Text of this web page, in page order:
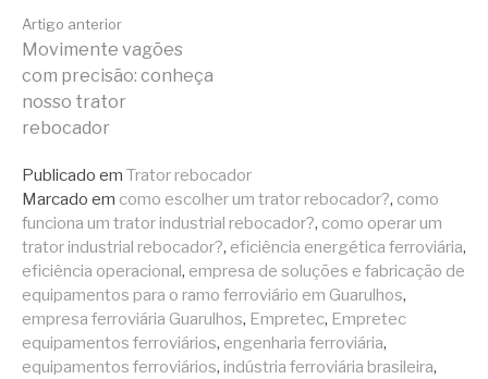
Continue
lendo
Artigo anterior
Movimente vagões
com precisão: conheça
nosso trator
rebocador
Publicado em Trator rebocador
Marcado em como escolher um trator rebocador?, como
funciona um trator industrial rebocador?, como operar um
trator industrial rebocador?, eficiência energética ferroviária,
eficiência operacional, empresa de soluções e fabricação de
equipamentos para o ramo ferroviário em Guarulhos,
empresa ferroviária Guarulhos, Empretec, Empretec
equipamentos ferroviários, engenharia ferroviária,
equipamentos ferroviários, indústria ferroviária brasileira,